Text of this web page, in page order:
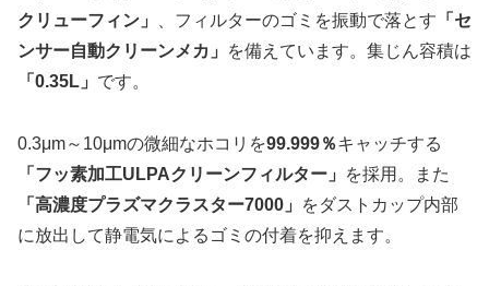
クリューフィン」
、フィルターのゴミを振動で落とす 「セ
ンサー自動クリーンメカ」
を備えています。集じん容積は
「0.35L」 です。
0.3μm～10μmの微細なホコリを99.999％キャッチする
「フッ素加工ULPAクリーンフィルター」
を採用。また
「高濃度プラズマクラスター7000」
をダストカップ内部
に放出して静電気によるゴミの付着を抑えます。